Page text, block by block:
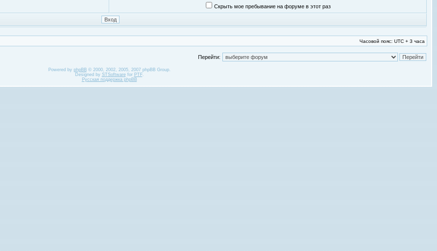
Скрыть мое пребывание на форуме в этот раз
Часовой пояс: UTC + 3 часа
Перейти:
Powered by phpBB© 2000, 2002, 2005, 2007 phpBB Group.
Designed by STSoftwarefor PTF.
Русская поддержка phpBB